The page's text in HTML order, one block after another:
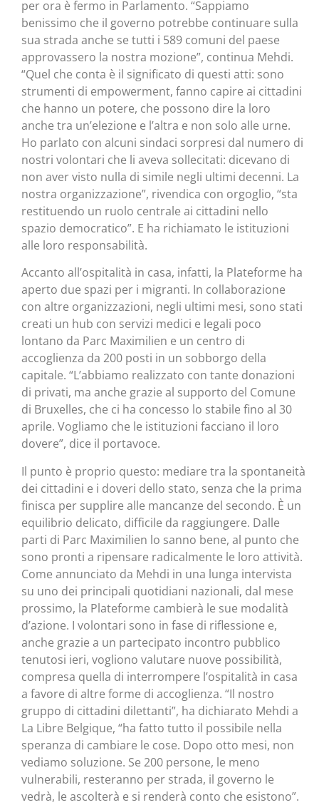
per ora è fermo in Parlamento. “Sappiamo
benissimo che il governo potrebbe continuare sulla
sua strada anche se tutti i 589 comuni del paese
approvassero la nostra mozione”, continua Mehdi.
“Quel che conta è il significato di questi atti: sono
strumenti di empowerment, fanno capire ai cittadini
che hanno un potere, che possono dire la loro
anche tra un’elezione e l’altra e non solo alle urne.
Ho parlato con alcuni sindaci sorpresi dal numero di
nostri volontari che li aveva sollecitati: dicevano di
non aver visto nulla di simile negli ultimi decenni. La
nostra organizzazione”, rivendica con orgoglio, “sta
restituendo un ruolo centrale ai cittadini nello
spazio democratico”. E ha richiamato le istituzioni
alle loro responsabilità.
Accanto all’ospitalità in casa, infatti, la Plateforme ha
aperto due spazi per i migranti. In collaborazione
con altre organizzazioni, negli ultimi mesi, sono stati
creati un hub con servizi medici e legali poco
lontano da Parc Maximilien e un centro di
accoglienza da 200 posti in un sobborgo della
capitale. “L’abbiamo realizzato con tante donazioni
di privati, ma anche grazie al supporto del Comune
di Bruxelles, che ci ha concesso lo stabile fino al 30
aprile. Vogliamo che le istituzioni facciano il loro
dovere”, dice il portavoce.
Il punto è proprio questo: mediare tra la spontaneità
dei cittadini e i doveri dello stato, senza che la prima
finisca per supplire alle mancanze del secondo. È un
equilibrio delicato, difficile da raggiungere. Dalle
parti di Parc Maximilien lo sanno bene, al punto che
sono pronti a ripensare radicalmente le loro attività.
Come annunciato da Mehdi in una lunga intervista
su uno dei principali quotidiani nazionali, dal mese
prossimo, la Plateforme cambierà le sue modalità
d’azione. I volontari sono in fase di riflessione e,
anche grazie a un partecipato incontro pubblico
tenutosi ieri, vogliono valutare nuove possibilità,
compresa quella di interrompere l’ospitalità in casa
a favore di altre forme di accoglienza. “Il nostro
gruppo di cittadini dilettanti”, ha dichiarato Mehdi a
La Libre Belgique, “ha fatto tutto il possibile nella
speranza di cambiare le cose. Dopo otto mesi, non
vediamo soluzione. Se 200 persone, le meno
vulnerabili, resteranno per strada, il governo le
vedrà, le ascolterà e si renderà conto che esistono”.